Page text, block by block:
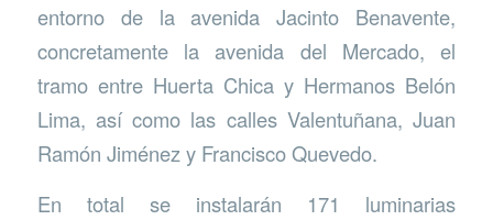
entorno de la avenida Jacinto Benavente,
concretamente la avenida del Mercado, el
tramo entre Huerta Chica y Hermanos Belón
Lima, así como las calles Valentuñana, Juan
Ramón Jiménez y Francisco Quevedo.
En total se instalarán 171 luminarias